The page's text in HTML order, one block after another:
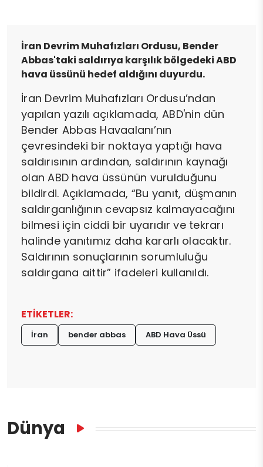
İran Devrim Muhafızları Ordusu, Bender
Abbas'taki saldırıya karşılık bölgedeki ABD
hava üssünü hedef aldığını duyurdu.
İran Devrim Muhafızları Ordusu’ndan
yapılan yazılı açıklamada, ABD'nin dün
Bender Abbas Havaalanı’nın
çevresindeki bir noktaya yaptığı hava
saldırısının ardından, saldırının kaynağı
olan ABD hava üssünün vurulduğunu
bildirdi. Açıklamada, “Bu yanıt, düşmanın
saldırganlığının cevapsız kalmayacağını
bilmesi için ciddi bir uyarıdır ve tekrarı
halinde yanıtımız daha kararlı olacaktır.
Saldırının sonuçlarının sorumluluğu
saldırgana aittir” ifadeleri kullanıldı.
ETİKETLER:
İran bender abbas ABD Hava Üssü
Dünya